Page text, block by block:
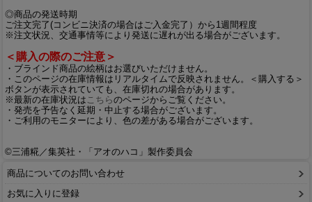
◎商品の発送時期
ご注文完了(コンビニ決済の場合はご入金完了）から1週間程度
※注文状況、交通事情等により発送に遅れが出る場合がございます。
＜購入の際のご注意＞
・ブラインド商品の絵柄はお選びいただけません。
・このページの在庫情報はリアルタイムで反映されません。＜購入する＞
ボタンが表示されていても、在庫切れの場合があります。
※最新の在庫状況は こちらのページからご覧ください。
・発売を予告なく延期・中止する場合がございます。
・ご利用のモニターにより、色の差がある場合がございます。
©三浦糀／集英社・「アオのハコ」製作委員会
商品についてのお問い合わせ
お気に入りに登録